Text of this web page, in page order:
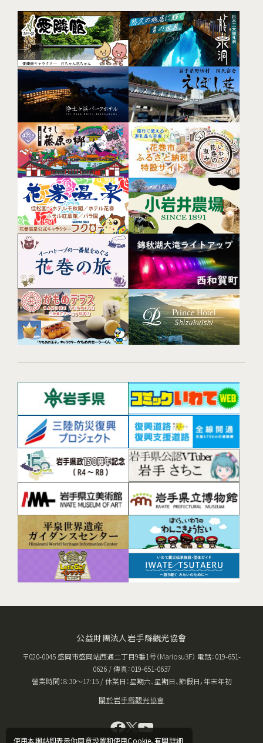
使用本網站即表示你同意設置和使用Cookie。有關詳細
公益財團法人岩手縣觀光協會
〒020-0045 盛岡市盛岡站西通二丁目9番1号（Mariosu3F） 電話：019-651-
0626 / 傳真：019-651-0637
營業時間：8:30〜17:15 / 休業日：星期六、星期日、節假日，年末年初
關於岩手縣觀光協會